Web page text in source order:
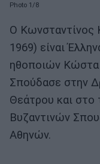
Photo 1/8
Ο Κωνσταντίνος
1969) είναι
ηθοποιών Κώστα
Σπούδασε στην
Θεάτρου και στο
Βυζαντινών
Αθηνών.